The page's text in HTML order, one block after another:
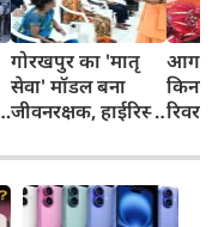
गोरखपुर का 'मातृ
सेवा' मॉडल बना
जीवनरक्षक, हाईरिस्क
इलाज से बची 77
जिंदगियां
आगरा
रिवर
करेगी